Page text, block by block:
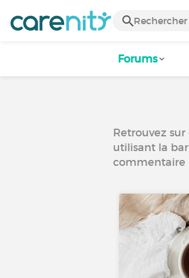
Forums
Retrouvez
utilisant la
commentaire